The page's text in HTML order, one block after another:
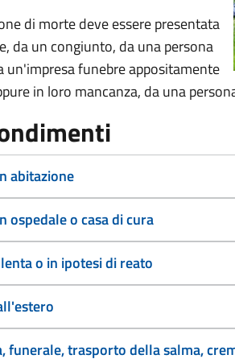
di morte deve essere presentata
da un congiunto, da una persona
un'impresa funebre appositamente
in loro mancanza, da una
abitazione
ospedale o casa di cura
o in ipotesi di reato
funerale, trasporto della salma,